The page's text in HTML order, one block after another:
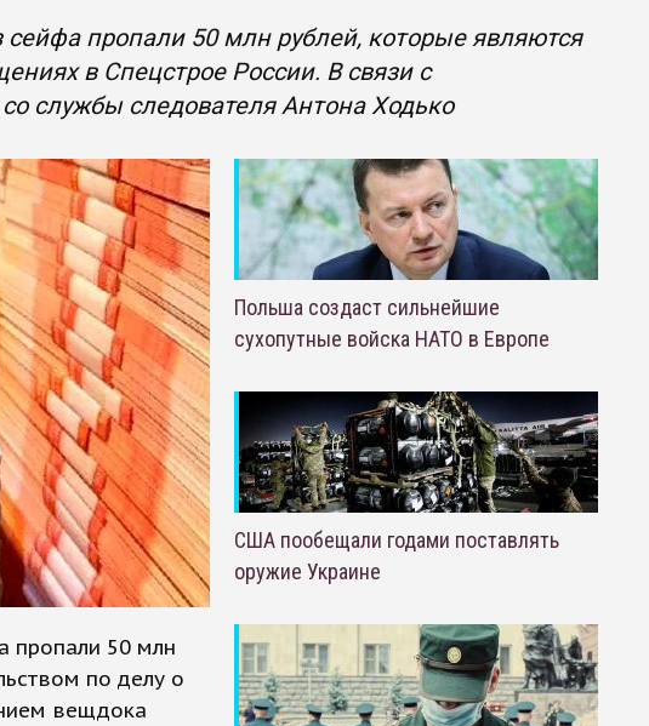
пропали 50 млн рублей, которые являются
в Спецстрое России. В связи с
службы следователя Антона Ходько
пропали 50 млн
по делу о
вещдока
Польша создаст сильнейшие
сухопутные войска НАТО в Европе
США пообещали годами поставлять
оружие Украине